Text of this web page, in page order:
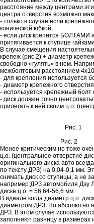
расстояние между центрами
центра отверстия возможно
- только в случае если
конической юбкой;
- если диск крепится БОЛТАМИ
притягивается к ступице гайками.
В случае смещения
крепеж (рис.2) + диаметр
свободно «гулять» в нем.
межболтовым расстоянием
- для крепления используется
- диаметр крепежного
- используется крепежный
- диск должен точно
прилегать к ней своим ц.о.
Рис. 1
Менее критическим но тоже
ц.о. (центральное отверстие
оригинального диска авто
по тексту ДРЗ) на 0,04-0,1 мм.
снимать диск со ступицы, а не
например ДРЗ автомобиля Дэу
диске ц.о. = 56,64-56,6 мм.
В идеале когда диаметр ц.о.
диаметром ДРЗ. Но абсолютно
ДРЗ. В этом случае
заполняют разницу в размерах